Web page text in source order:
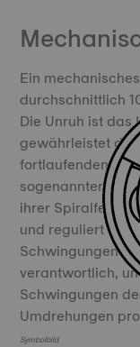
Ein
durchschnittlich
Die Unruh ist das
gewährleistet
fortlaufenden
sogenannten
ihrer Spiralfeder
und reguliert
Schwingungen
verantwortlich,
Schwingungen
Umdrehungen
Symbolbild